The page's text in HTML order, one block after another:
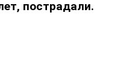
пострадали.